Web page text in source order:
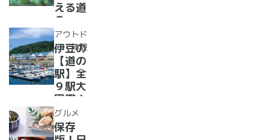
られる
人気ダ
ムカレ
ー28
選
える道
の
駅??〜
水族館
がある
道の駅
１０
選〜
【全
国】
アウトド
ア・体験
伊豆の
【道の
駅】全
９駅大
図鑑！
2022
年最新
グル
グルメ
保存